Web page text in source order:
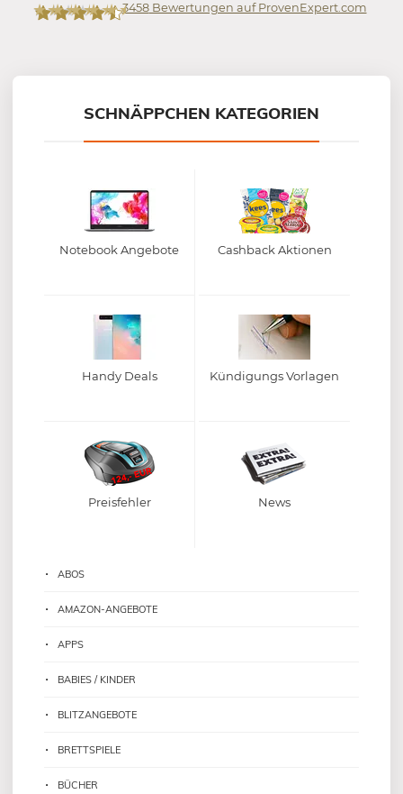
3458Bewertungen auf ProvenExpert.com
SCHNÄPPCHEN KATEGORIEN
Notebook Angebote Cashback Aktionen
Handy Deals Kündigungs Vorlagen
Preisfehler News
ABOS
AMAZON-ANGEBOTE
APPS
BABIES / KINDER
BLITZANGEBOTE
BRETTSPIELE
BÜCHER